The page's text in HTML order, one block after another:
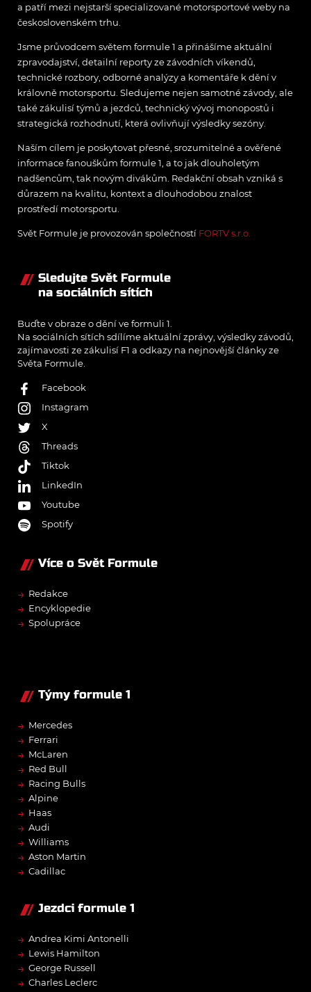
a patří mezi nejstarší specializované motorsportové weby na
československém trhu.
Jsme průvodcem světem formule 1 a přinášíme aktuální
zpravodajství, detailní reporty ze závodních víkendů,
technické rozbory, odborné analýzy a komentáře k dění v
královně motorsportu. Sledujeme nejen samotné závody, ale
také zákulisí týmů a jezdců, technický vývoj monopostů i
strategická rozhodnutí, která ovlivňují výsledky sezóny.
Naším cílem je poskytovat přesné, srozumitelné a ověřené
informace fanouškům formule 1, a to jak dlouholetým
nadšencům, tak novým divákům. Redakční obsah vzniká s
důrazem na kvalitu, kontext a dlouhodobou znalost
prostředí motorsportu.
Svět Formule je provozován společností FORTV s.r.o.
Sledujte Svět Formule
na sociálních sítích
Buďte v obraze o dění ve formuli 1.
Na sociálních sítích sdílíme aktuální zprávy, výsledky závodů,
zajímavosti ze zákulisí F1 a odkazy na nejnovější články ze
Světa Formule.
Facebook
Instagram
X
Threads
Tiktok
LinkedIn
Youtube
Spotify
Více o Svět Formule
→ Redakce
→ Encyklopedie
→ Spolupráce
Týmy formule 1
→ Mercedes
→ Ferrari
→ McLaren
→ Red Bull
→ Racing Bulls
→ Alpine
→ Haas
→ Audi
→ Williams
→ Aston Martin
→ Cadillac
Jezdci formule 1
→ Andrea Kimi Antonelli
→ Lewis Hamilton
→ George Russell
→ Charles Leclerc